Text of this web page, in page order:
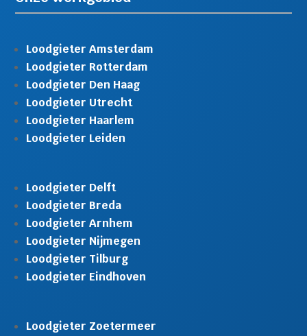
Loodgieter Amsterdam
Loodgieter Rotterdam
Loodgieter Den Haag
Loodgieter Utrecht
Loodgieter Haarlem
Loodgieter Leiden
Loodgieter Delft
Loodgieter Breda
Loodgieter Arnhem
Loodgieter Nijmegen
Loodgieter Tilburg
Loodgieter Eindhoven
Loodgieter Zoetermeer